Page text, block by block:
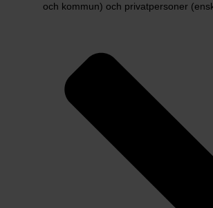
och kommun) och privatpersoner